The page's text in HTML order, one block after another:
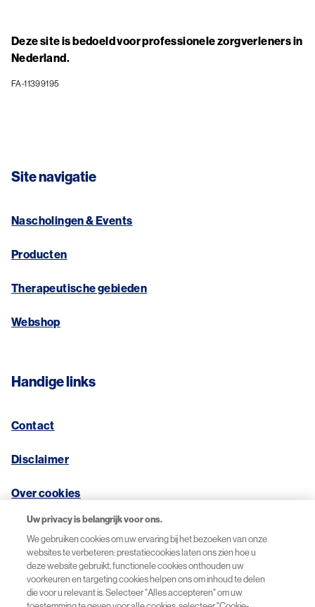
Deze site is bedoeld voor professionele zorgverleners in
Nederland.
FA-11399195
Site navigatie
Nascholingen & Events
Producten
Therapeutische gebieden
Webshop
Handige links
Contact
Disclaimer
Over cookies
Privacybeleid
© 2026 Novartis Pharma B.V.
Uw privacy is belangrijk voor ons.
We gebruiken cookies om uw ervaring bij het bezoeken van onze
websites te verbeteren: prestatiecookies laten ons zien hoe u
deze website gebruikt, functionele cookies onthouden uw
voorkeuren en targeting cookies helpen ons om inhoud te delen
die voor u relevant is. Selecteer "Alles accepteren" om uw